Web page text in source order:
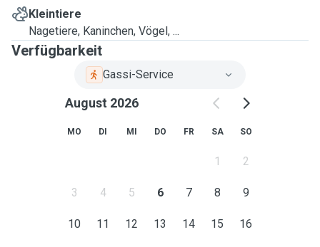
Kleintiere
Nagetiere, Kaninchen, Vögel, ...
Verfügbarkeit
Gassi-Service
August 2026
MO DI MI DO FR SA SO
1 2
3 4 5 6 7 8 9
10 11 12 13 14 15 16